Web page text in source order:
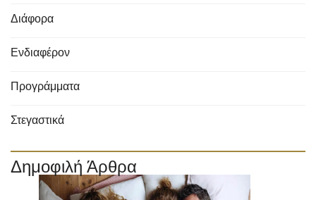
Διάφορα
Ενδιαφέρον
Προγράμματα
Στεγαστικά
Δημοφιλή Άρθρα